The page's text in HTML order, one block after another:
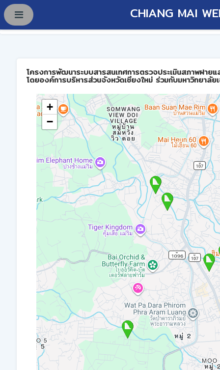
CHIANG MAI
โครงการพัฒนาระบบสารสนเทศการตรวจประเมินสภาพฝาย
โดยองค์การบริหารส่วนจังหวัดเชียงใหม่ ร่วมกับมหาวิทยาลัย
+
−